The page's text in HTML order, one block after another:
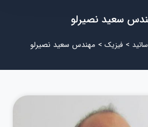
سعید نصیرلو
>فیزیک > مهندس سعید نصیرلو